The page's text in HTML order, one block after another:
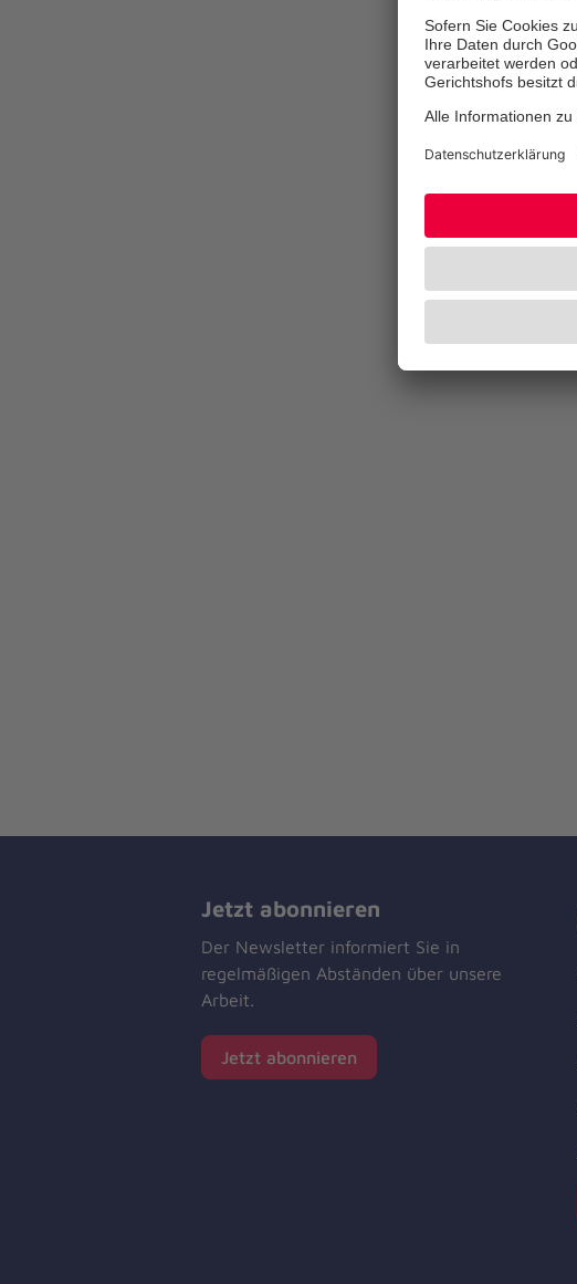
Jetzt abonnieren
Der Newsletter informiert Sie in
regelmäßigen Abständen über unsere
Arbeit.
Jetzt abonnieren